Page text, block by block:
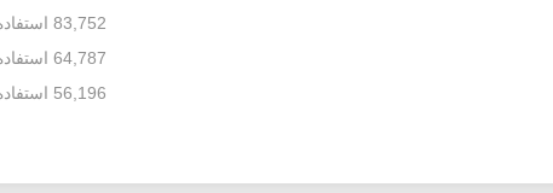
83,752 استفاده
64,787 استفاده
56,196 استفاده